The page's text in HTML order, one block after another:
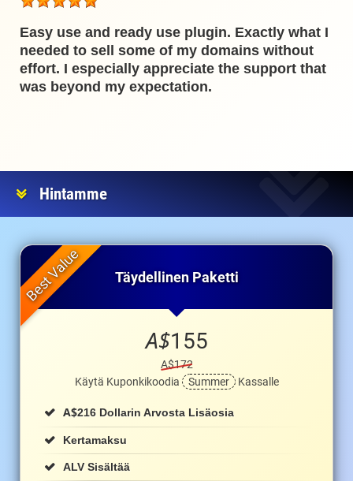
Easy use and ready use plugin. Exactly what I
needed to sell some of my domains without
effort. I especially appreciate the support that
was beyond my expectation.
Hintamme
Täydellinen Paketti
A$155
A$172
Käytä Kuponkikoodia
Summer Kassalle
A$216 Dollarin Arvosta Lisäosia
Kertamaksu
ALV Sisältää